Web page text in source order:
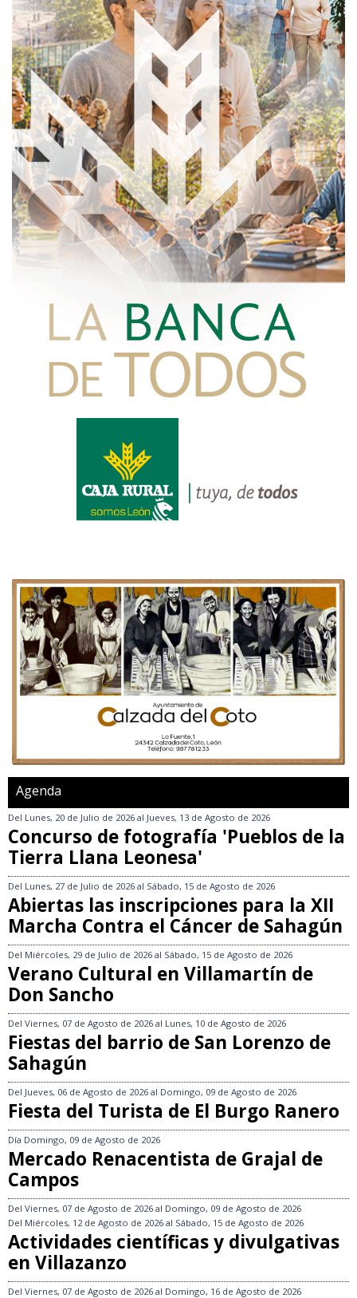
Agenda
Del Lunes, 20 de Julio de 2026 al Jueves, 13 de Agosto de 2026
Concurso de fotografía 'Pueblos de la
Tierra Llana Leonesa'
Del Lunes, 27 de Julio de 2026 al Sábado, 15 de Agosto de 2026
Abiertas las inscripciones para la XII
Marcha Contra el Cáncer de Sahagún
Del Miércoles, 29 de Julio de 2026 al Sábado, 15 de Agosto de 2026
Verano Cultural en Villamartín de
Don Sancho
Del Viernes, 07 de Agosto de 2026 al Lunes, 10 de Agosto de 2026
Fiestas del barrio de San Lorenzo de
Sahagún
Del Jueves, 06 de Agosto de 2026 al Domingo, 09 de Agosto de 2026
Fiesta del Turista de El Burgo Ranero
Día Domingo, 09 de Agosto de 2026
Mercado Renacentista de Grajal de
Campos
Del Viernes, 07 de Agosto de 2026 al Domingo, 09 de Agosto de 2026
Del Miércoles, 12 de Agosto de 2026 al Sábado, 15 de Agosto de 2026
Actividades científicas y divulgativas
en Villazanzo
Del Viernes, 07 de Agosto de 2026 al Domingo, 16 de Agosto de 2026